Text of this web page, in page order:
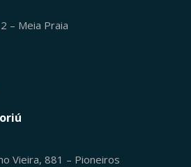
– Meia Praia
Vieira, 881 – Pioneiros